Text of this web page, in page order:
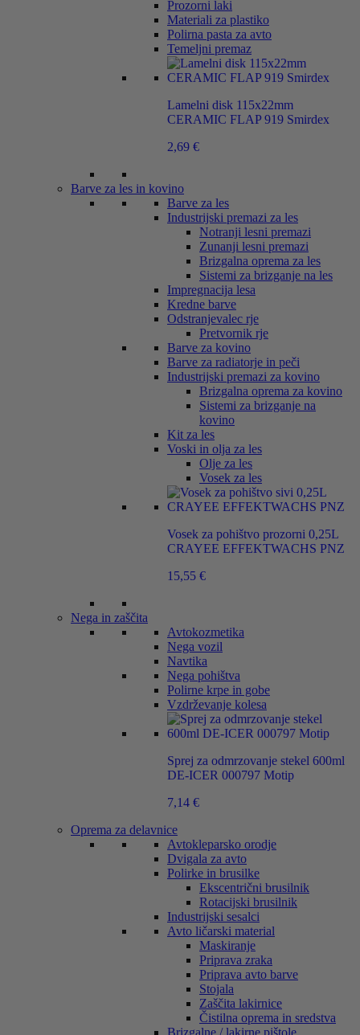
Prozorni laki
Materiali za plastiko
Polirna pasta za avto
Temeljni premaz
Lamelni disk 115x22mm
CERAMIC FLAP 919 Smirdex
2,69 €
Barve za les in kovino
Barve za les
Industrijski premazi za les
Notranji lesni premazi
Zunanji lesni premazi
Brizgalna oprema za les
Sistemi za brizganje na les
Impregnacija lesa
Kredne barve
Odstranjevalec rje
Pretvornik rje
Barve za kovino
Barve za radiatorje in peči
Industrijski premazi za kovino
Brizgalna oprema za kovino
Sistemi za brizganje na
kovino
Kit za les
Voski in olja za les
Olje za les
Vosek za les
Vosek za pohištvo prozorni 0,25L
CRAYEE EFFEKTWACHS PNZ
15,55 €
Nega in zaščita
Avtokozmetika
Nega vozil
Navtika
Nega pohištva
Polirne krpe in gobe
Vzdrževanje kolesa
Sprej za odmrzovanje stekel 600ml
DE-ICER 000797 Motip
7,14 €
Oprema za delavnice
Avtokleparsko orodje
Dvigala za avto
Polirke in brusilke
Ekscentrični brusilnik
Rotacijski brusilnik
Industrijski sesalci
Avto ličarski material
Maskiranje
Priprava zraka
Priprava avto barve
Stojala
Zaščita lakirnice
Čistilna oprema in sredstva